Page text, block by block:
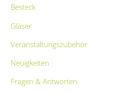
Besteck
Gläser
Veranstaltungszubehör
Neuigkeiten
Fragen & Antworten